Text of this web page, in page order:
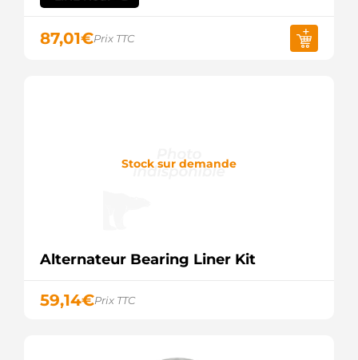
87,01€Prix TTC
Stock sur demande
Alternateur Bearing Liner Kit
59,14€Prix TTC